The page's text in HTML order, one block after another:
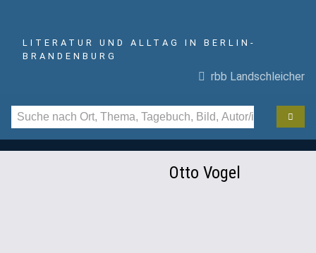
LITERATUR UND ALLTAG IN BERLIN-
BRANDENBURG
rbb Landschleicher
Otto Vogel